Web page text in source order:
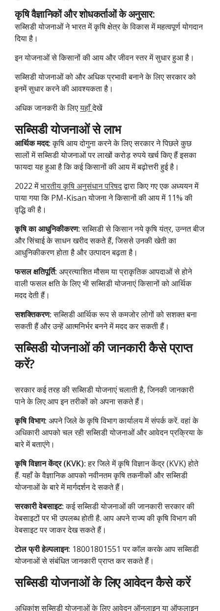
कृषि वैज्ञानिकों और शोधकर्ताओं के अनुसार:
सब्सिडी योजनाओं ने भारत में कृषि क्षेत्र के विकास में महत्वपूर्ण योगदान
दिया है।
इन योजनाओं से किसानों की आय और जीवन स्तर में सुधार हुआ है।
सब्सिडी योजनाओं को और अधिक प्रभावी बनाने के लिए सरकार को
इनमें सुधार करने की आवश्यकता है।
अधिक जानकरी के लिएयहाँदेखें
सब्सिडी योजनाओं से लाभ
आर्थिक मदद:कृषि आय दोगुना करने के लिए सरकार ने पिछले कुछ
सालों में सब्सिडी योजनाओं पर लाखों करोड़ रुपये खर्च किए हैं इसका
फायदा यह हुआ है कि कई किसानों की आय में बढ़ोत्तरी हुई है।
2022 मेंभारतीय कृषि अनुसंधान परिषदद्वारा किए गए एक अध्ययन में
पाया गया कि PM-Kisan योजना ने किसानों की आय में 11% की
वृद्धि की है।
कृषि का आधुनिकीकरण:सब्सिडी से किसान नये कृषि यंत्र, उन्नत बीज
और सिंचाई के साधन खरीद सकते हैं, जिससे उनकी खेती का
आधुनिकीकरण होता है और उत्पादन बढ़ता है।
फसल क्षतिपूर्ति: अप्रत्याशित मौसम या प्राकृतिक आपदाओं से होने
वाली फसल क्षति के लिए भी सब्सिडी योजनाएं किसानों को आर्थिक
मदद देती हैं।
सशक्तिकरण:सब्सिडी आर्थिक रूप से कमजोर लोगों को सशक्त बना
सकती हैं और उन्हें आत्मनिर्भर बनने में मदद कर सकती हैं।
सब्सिडी योजनाओं की जानकारी कैसे प्राप्त
करें?
सरकार कई तरह की सब्सिडी योजनाएं चलाती है, जिनकी जानकारी
पाने के लिए आप इन तरीकों को अपना सकते हैं।
कृषि विभाग: अपने जिले के कृषि विभाग कार्यालय में संपर्क करें. वहां के
अधिकारी आपको चल रही सब्सिडी योजनाओं और आवेदन प्रक्रिया के
बारे में बताएंगे।
कृषि विज्ञान केंद्र (KVK):हर जिले में कृषि विज्ञान केंद्र (KVK) होते
हैं. यहाँ के वैज्ञानिक आपको नवीनतम कृषि तकनीकों और सब्सिडी
योजनाओं के बारे में मार्गदर्शन दे सकते हैं।
सरकारी वेबसाइट:कई सब्सिडी योजनाओं की जानकारी सरकार की
वेबसाइटों पर भी उपलब्ध होती है. आप अपने राज्य की कृषि विभाग की
वेबसाइट पर जाकर देख सकते हैं।
टोल फ्री हेल्पलाइन: 18001801551 पर कॉल करके आप सब्सिडी
योजनाओं से संबंधित जानकारी प्राप्त कर सकते हैं।
सब्सिडी योजनाओं के लिए आवेदन कैसे करें
अधिकांश सब्सिडी योजनाओं के लिए आवेदन ऑनलाइन या ऑफलाइन